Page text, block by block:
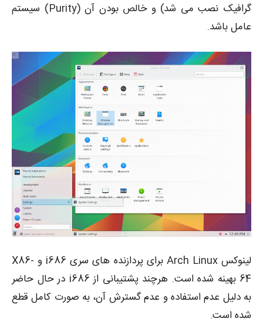
گرافیک نصب می شد) و خالص بودن آن (Purity) سیستم
عامل باشد.
لینوکس Arch Linux برای پردازنده های سری i686 و X86-
64 بهینه شده است. هرچند پشتیبانی از i686 در حال حاضر
به دلیل عدم استفاده و عدم گسترش آن، به صورت کامل قطع
شده است.